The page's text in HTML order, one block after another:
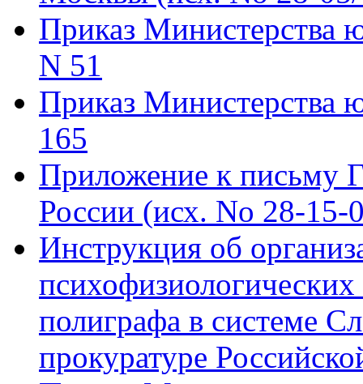
Приказ Министерства
N 51
Приказ Министерства
165
Приложение к письму
России (исх. No 28-15-
Инструкция об
полиграфа в системе
прокуратуре